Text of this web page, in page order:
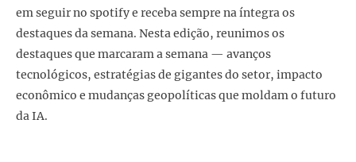
em seguir no spotify e receba sempre na íntegra os
destaques da semana. Nesta edição, reunimos os
destaques que marcaram a semana — avanços
tecnológicos, estratégias de gigantes do setor, impacto
econômico e mudanças geopolíticas que moldam o futuro
da IA.